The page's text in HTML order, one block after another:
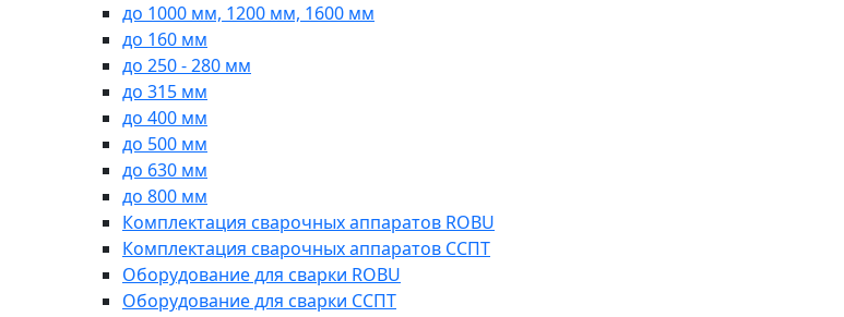
до 1000 мм, 1200 мм, 1600 мм
до 160 мм
до 250 - 280 мм
до 315 мм
до 400 мм
до 500 мм
до 630 мм
до 800 мм
Комплектация сварочных аппаратов ROBU
Комплектация сварочных аппаратов ССПТ
Оборудование для сварки ROBU
Оборудование для сварки ССПТ